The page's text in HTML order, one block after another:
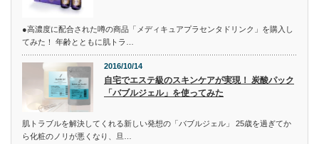
●高濃度に配合された噂の商品「メディキュアプラセンタドリンク」を購入し
てみた！ 年齢とともに肌トラ…
2016/10/14
自宅でエステ級のスキンケアが実現！ 炭酸パック
「バブルジェル」を使ってみた
肌トラブルを解決してくれる新しい発想の「バブルジェル」 25歳を過ぎてか
ら化粧のノリが悪くなり、旦…